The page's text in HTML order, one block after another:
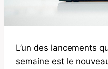
L’un des lancements
semaine est le